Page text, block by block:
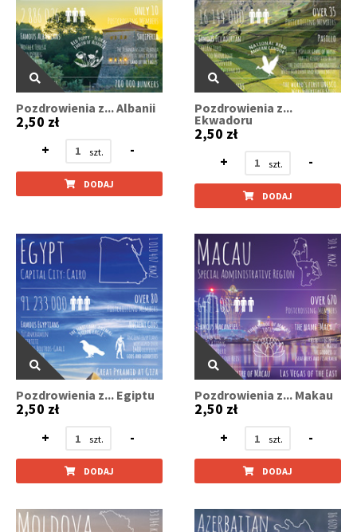
Pozdrowienia z... Albanii
2,50 zł
+
-
DODAJ
Pozdrowienia z...
Ekwadoru
2,50 zł
+
-
DODAJ
Pozdrowienia z... Egiptu
2,50 zł
+
-
DODAJ
Pozdrowienia z... Makau
2,50 zł
+
-
DODAJ